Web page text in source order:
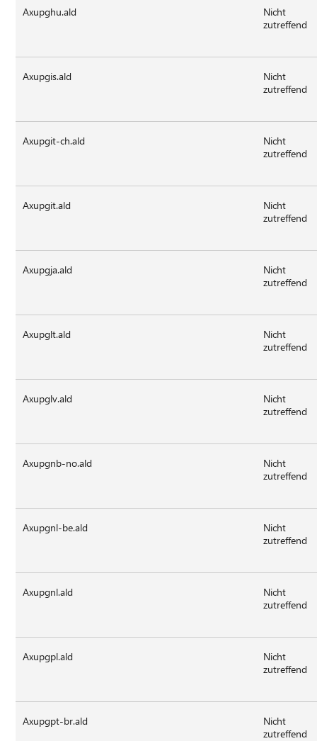
Axupghu.ald
Nicht
zutreffend
Axupgis.ald
Nicht
zutreffend
Axupgit-ch.ald
Nicht
zutreffend
Axupgit.ald
Nicht
zutreffend
Axupgja.ald
Nicht
zutreffend
Axupglt.ald
Nicht
zutreffend
Axupglv.ald
Nicht
zutreffend
Axupgnb-no.ald
Nicht
zutreffend
Axupgnl-be.ald
Nicht
zutreffend
Axupgnl.ald
Nicht
zutreffend
Axupgpl.ald
Nicht
zutreffend
Axupgpt-br.ald
Nicht
zutreffend